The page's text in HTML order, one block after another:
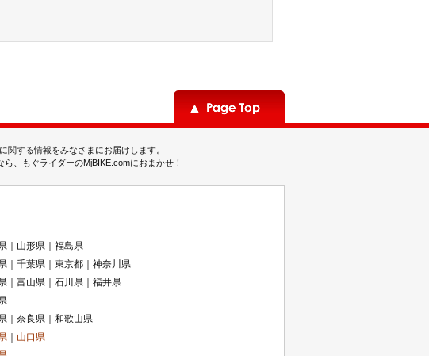
する情報をみなさまにお届けします。
、もぐライダーのMjBIKE.comにおまかせ！
｜山形県｜福島県
｜千葉県｜東京都｜神奈川県
｜富山県｜石川県｜福井県
｜奈良県｜和歌山県
山口県